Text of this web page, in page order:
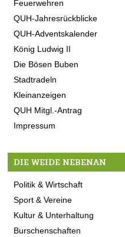
Feuerwehren
QUH-Jahresrückblicke
QUH-Adventskalender
König Ludwig II
Die Bösen Buben
Stadtradeln
Kleinanzeigen
QUH Mitgl.-Antrag
Impressum
DIE WEIDE NEBENAN
Politik & Wirtschaft
Sport & Vereine
Kultur & Unterhaltung
Burschenschaften